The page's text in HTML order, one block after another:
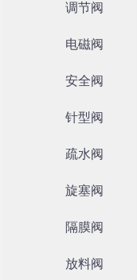
调节阀
电磁阀
安全阀
针型阀
疏水阀
旋塞阀
隔膜阀
放料阀